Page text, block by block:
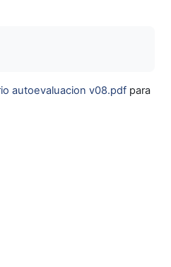
autoevaluacion v08.pdf para